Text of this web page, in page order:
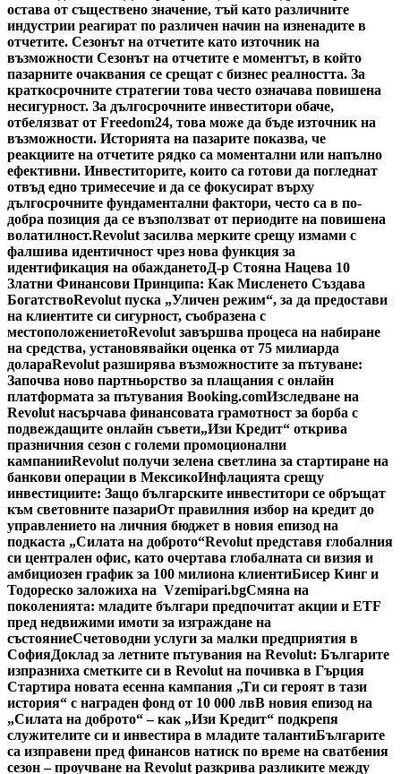
остава от съществено значение, тъй като различните
индустрии реагират по различен начин на изненадите в
отчетите. Сезонът на отчетите като източник на
възможности Сезонът на отчетите е моментът, в който
пазарните очаквания се срещат с бизнес реалността. За
краткосрочните стратегии това често означава повишена
несигурност. За дългосрочните инвеститори обаче,
отбелязват от Freedom24, това може да бъде източник на
възможности. Историята на пазарите показва, че
реакциите на отчетите рядко са моментални или напълно
ефективни. Инвеститорите, които са готови да погледнат
отвъд едно тримесечие и да се фокусират върху
дългосрочните фундаментални фактори, често са в по-
добра позиция да се възползват от периодите на повишена
волатилност.Revolut засилва мерките срещу измами с
фалшива идентичност чрез нова функция за
идентификация на обажданетоД-р Стояна Нацева 10
Златни Финансови Принципа: Как Мисленето Създава
БогатствоRevolut пуска „Уличен режим“, за да предостави
на клиентите си сигурност, съобразена с
местоположениетоRevolut завършва процеса на набиране
на средства, установявайки оценка от 75 милиарда
долараRevolut разширява възможностите за пътуване:
Започва ново партньорство за плащания с онлайн
платформата за пътувания Booking.comИзследване на
Revolut насърчава финансовата грамотност за борба с
подвеждащите онлайн съвети„Изи Кредит“ открива
празничния сезон с големи промоционални
кампанииRevolut получи зелена светлина за стартиране на
банкови операции в МексикоИнфлацията срещу
инвестициите: Защо българските инвеститори се обръщат
към световните пазариОт правилния избор на кредит до
управлението на личния бюджет в новия епизод на
подкаста „Силата на доброто“Revolut представя глобалния
си централен офис, като очертава глобалната си визия и
амбициозен график за 100 милиона клиентиБисер Кинг и
Тодореско заложиха на Vzemipari.bgСмяна на
поколенията: младите българи предпочитат акции и ETF
пред недвижими имоти за изграждане на
състояниеСчетоводни услуги за малки предприятия в
СофияДоклад за летните пътувания на Revolut: Българите
изпразниха сметките си в Revolut на почивка в Гърция
Стартира новата есенна кампания „Ти си героят в тази
история“ с награден фонд от 10 000 лвВ новия епизод на
„Силата на доброто“ – как „Изи Кредит“ подкрепя
служителите си и инвестира в младите талантиБългарите
са изправени пред финансов натиск по време на сватбения
сезон – проучване на Revolut разкрива разликите между